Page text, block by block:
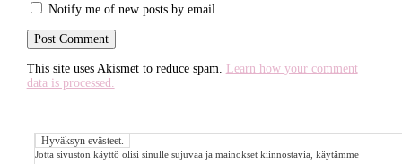
Notify me of new posts by email.
This site uses Akismet to reduce spam. Learn how your comment
data is processed.
Jotta sivuston käyttö olisi sinulle sujuvaa ja mainokset kiinnostavia, käytämme